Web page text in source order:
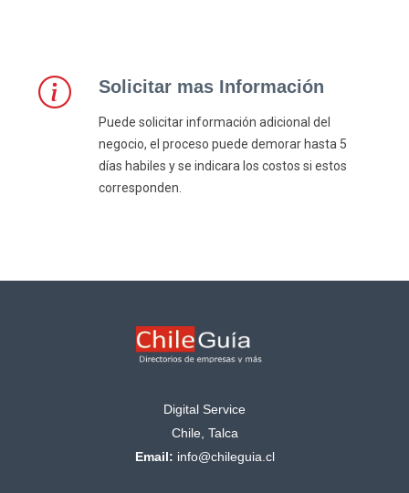
Solicitar mas Información
Puede solicitar información adicional del
negocio, el proceso puede demorar hasta 5
días habiles y se indicara los costos si estos
corresponden.
Digital Service
Chile, Talca
Email: info@chileguia.cl